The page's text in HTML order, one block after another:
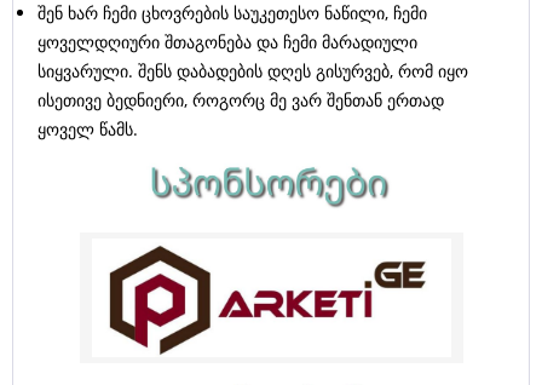
შენ ხარ ჩემი ცხოვრების საუკეთესო ნაწილი, ჩემი
ყოველდღიური შთაგონება და ჩემი მარადიული
სიყვარული. შენს დაბადების დღეს გისურვებ, რომ იყო
ისეთივე ბედნიერი, როგორც მე ვარ შენთან ერთად
ყოველ წამს.